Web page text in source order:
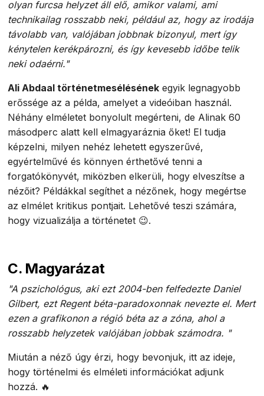
olyan furcsa helyzet áll elő, amikor valami, ami
technikailag rosszabb neki, például az, hogy az irodája
távolabb van, valójában jobbnak bizonyul, mert így
kénytelen kerékpározni, és így kevesebb időbe telik
neki odaérni."
Ali Abdaal történetmesélésének egyik legnagyobb
erőssége az a példa, amelyet a videóiban használ.
Néhány elméletet bonyolult megérteni, de Alinak 60
másodperc alatt kell elmagyaráznia őket! El tudja
képzelni, milyen nehéz lehetett egyszerűvé,
egyértelművé és könnyen érthetővé tenni a
forgatókönyvét, miközben elkerüli, hogy elveszítse a
nézőit? Példákkal segíthet a nézőnek, hogy megértse
az elmélet kritikus pontjait. Lehetővé teszi számára,
hogy vizualizálja a történetet 😉.
C. Magyarázat
"A pszichológus, aki ezt 2004-ben felfedezte Daniel
Gilbert, ezt Regent béta-paradoxonnak nevezte el. Mert
ezen a grafikonon a régió béta az a zóna, ahol a
rosszabb helyzetek valójában jobbak számodra. "
Miután a néző úgy érzi, hogy bevonjuk, itt az ideje,
hogy történelmi és elméleti információkat adjunk
hozzá. 🔥